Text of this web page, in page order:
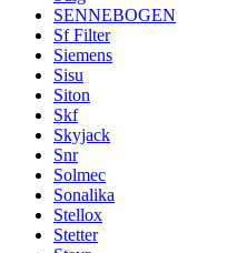
SENNEBOGEN
Sf Filter
Siemens
Sisu
Siton
Skf
Skyjack
Snr
Solmec
Sonalika
Stellox
Stetter